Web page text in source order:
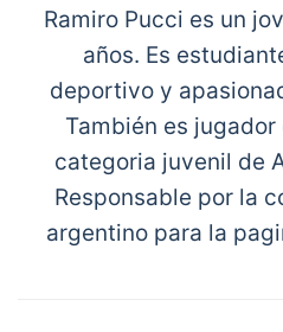
Ramiro Pucci es un
años. Es
deportivo y
También es
categoria juvenil de
Responsable por la
argentino para la